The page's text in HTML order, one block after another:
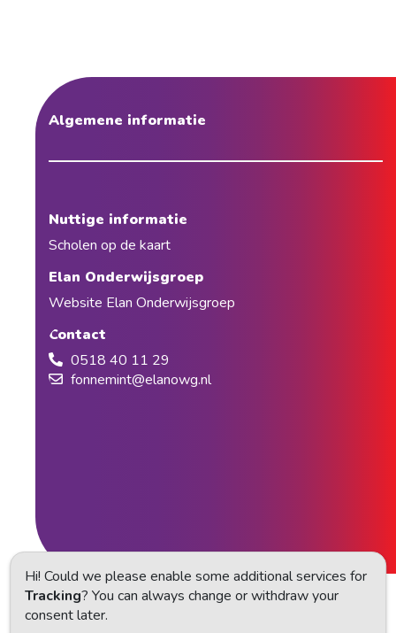
Algemene informatie
Nuttige informatie
Scholen op de kaart
Elan Onderwijsgroep
Website Elan Onderwijsgroep
Contact
0518 40 11 29
fonnemint@elanowg.nl
Privacy statement
Hi! Could we please enable some additional services for
Tracking? You can always change or withdraw your
consent later.